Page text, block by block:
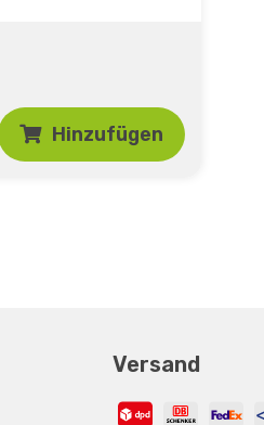
Hinzufügen
Versand